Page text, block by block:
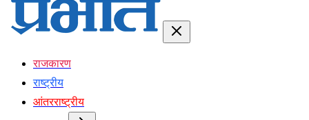
राजकारण
राष्ट्रीय
आंतरराष्ट्रीय